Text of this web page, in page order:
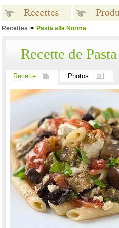
Recettes > Pasta alla Norma
Recette de
Recette Photos